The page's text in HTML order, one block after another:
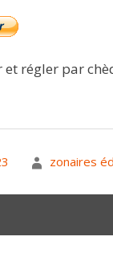
régler par
zonaires